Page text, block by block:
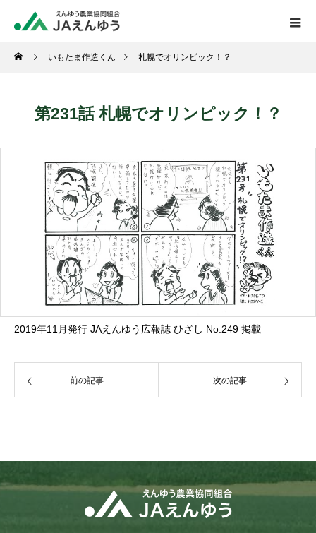
いもたま作造くん 札幌でオリンピック！？
第231話 札幌でオリンピック！？
2019年11月発行 JAえんゆう広報誌 ひざし No.249 掲載
前の記事 次の記事